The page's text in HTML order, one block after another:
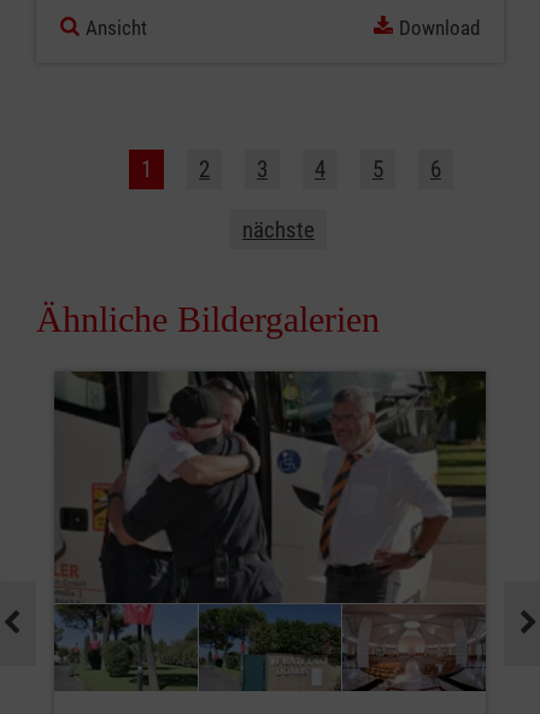
Ansicht Download
1 2 3 4 5 6
nächste
Ähnliche Bildergalerien